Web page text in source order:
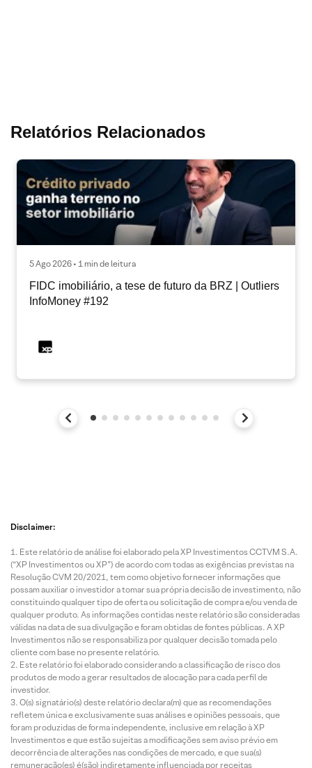
Relatórios Relacionados
5 Ago 2026 • 1 min de leitura
FIDC imobiliário, a tese de futuro da BRZ | Outliers
InfoMoney #192
Disclaimer:
Este relatório de análise foi elaborado pela XP Investimentos CCTVM S.A.
(“XP Investimentos ou XP”) de acordo com todas as exigências previstas na
Resolução CVM 20/2021, tem como objetivo fornecer informações que
possam auxiliar o investidor a tomar sua própria decisão de investimento, não
constituindo qualquer tipo de oferta ou solicitação de compra e/ou venda de
qualquer produto. As informações contidas neste relatório são consideradas
válidas na data de sua divulgação e foram obtidas de fontes públicas. A XP
Investimentos não se responsabiliza por qualquer decisão tomada pelo
cliente com base no presente relatório.
Este relatório foi elaborado considerando a classificação de risco dos
produtos de modo a gerar resultados de alocação para cada perfil de
investidor.
O(s) signatário(s) deste relatório declara(m) que as recomendações
refletem única e exclusivamente suas análises e opiniões pessoais, que
foram produzidas de forma independente, inclusive em relação à XP
Investimentos e que estão sujeitas a modificações sem aviso prévio em
decorrência de alterações nas condições de mercado, e que sua(s)
remuneração(es) é(são) indiretamente influenciada por receitas